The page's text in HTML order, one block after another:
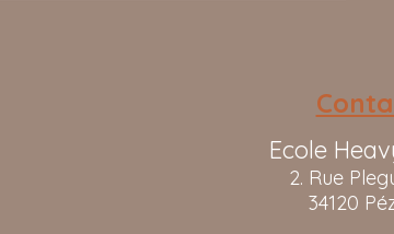
Ecole
2. Rue
34120